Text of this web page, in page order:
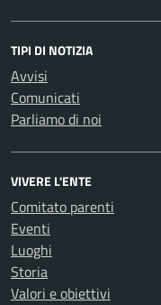
TIPI DI NOTIZIA
Avvisi
Comunicati
Parliamo di noi
VIVERE L'ENTE
Comitato parenti
Eventi
Luoghi
Storia
Valori e obiettivi